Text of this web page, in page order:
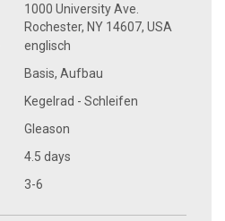
1000 University Ave.
Rochester, NY 14607, USA
englisch
Basis, Aufbau
Kegelrad - Schleifen
Gleason
4.5 days
3-6